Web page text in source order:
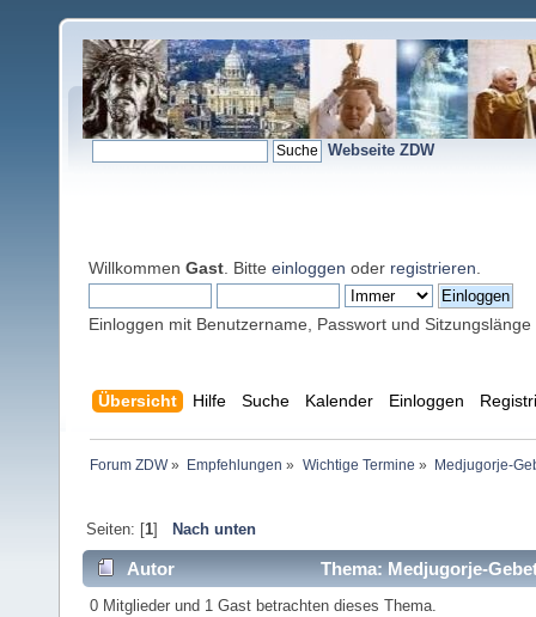
Webseite ZDW
Willkommen Gast . Bitte einloggen oder registrieren
Einloggen mit Benutzername, Passwort und Sitzungslänge
Übersicht Hilfe Suche Kalender Einloggen
Forum ZDW» Empfehlungen » Wichtige Termine » Medjugorje-
Seiten: [1] Nach unten
Autor Thema: Medjugorje-
0 Mitglieder und 1 Gast betrachten dieses Thema.